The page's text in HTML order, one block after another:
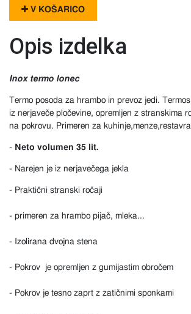
V KOŠARICO
Opis izdelka
Inox termo lonec
Termo posoda za hrambo in prevoz jedi.
iz nerjaveče pločevine, opremljen z stranskima
na pokrovu. Primeren za
- Neto volumen 35 lit.
- Narejen je iz nerjavečega jekla
- Praktični stranski ročaji
- primeren za hrambo pijač, mleka...
- Izolirana dvojna stena
- Pokrov je opremljen z gumijastim obročem
- Pokrov je tesno zaprt z zatičnimi sponkami